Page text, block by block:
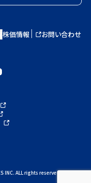
株価情報 お問い合わせ
INC. ALL rights reserved.